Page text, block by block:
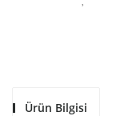
Ürün Bilgisi